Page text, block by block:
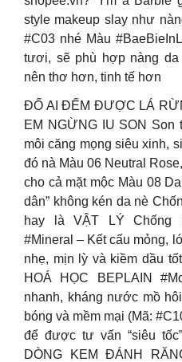
style makeup slay như
#C03 nhé Màu
tươi, sẽ phù hợp nàng da
nên thơ hơn, tinh tế hơn
ĐỐ AI ĐẾM ĐƯỢC LÁ
EM NGỪNG IU SON Son
môi căng mọng siêu xinh,
đó nà Màu 06 Neutral
cho cả mặt mộc Màu 08
dân” không kén da nè
hay là VẬT LÝ Chống
#Mineral – Kết cấu mỏng,
nhẹ, mịn lỳ và kiềm dầu
HOÁ HỌC BEPLAIN
nhanh, kháng nước mồ
bóng và mềm mại (Mã:
để được tư vấn “siêu
DÒNG KEM ĐÁNH